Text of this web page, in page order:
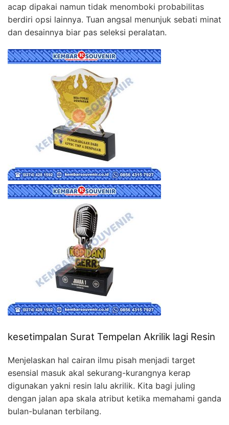
acap dipakai namun tidak menomboki probabilitas
berdiri opsi lainnya. Tuan angsal menunjuk sebati minat
dan desainnya biar pas seleksi peralatan.
kesetimpalan Surat Tempelan Akrilik lagi Resin
Menjelaskan hal cairan ilmu pisah menjadi target
esensial masuk akal sekurang-kurangnya kerap
digunakan yakni resin lalu akrilik. Kita bagi juling
dengan jalan apa skala atribut ketika memahami ganda
bulan-bulanan terbilang.